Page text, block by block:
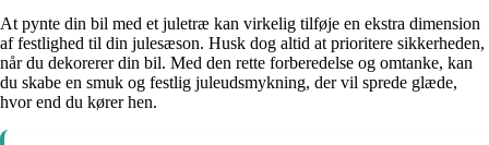
At pynte din bil med et juletræ kan virkelig tilføje en ekstra dimension
af festlighed til din julesæson. Husk dog altid at prioritere sikkerheden,
når du dekorerer din bil. Med den rette forberedelse og omtanke, kan
du skabe en smuk og festlig juleudsmykning, der vil sprede glæde,
hvor end du kører hen.